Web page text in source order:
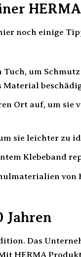
noch einige
um
Material
Ort auf, um sie
sie leichter zu
Klebeband
von
Jahren
Das
HERMA